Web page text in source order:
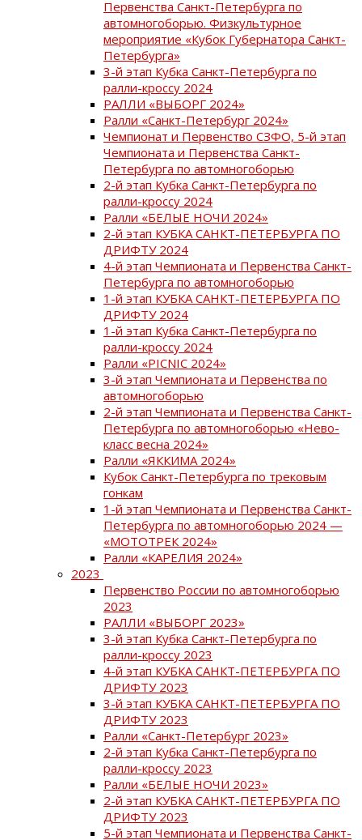
Первенства Санкт-Петербурга по
автомногоборью. Физкультурное
мероприятие «Кубок Губернатора Санкт-
Петербурга»
3-й этап Кубка Санкт-Петербурга по
ралли-кроссу 2024
РАЛЛИ «ВЫБОРГ 2024»
Ралли «Санкт-Петербург 2024»
Чемпионат и Первенство СЗФО, 5-й этап
Чемпионата и Первенства Санкт-
Петербурга по автомногоборью
2-й этап Кубка Санкт-Петербурга по
ралли-кроссу 2024
Ралли «БЕЛЫЕ НОЧИ 2024»
2-й этап КУБКА САНКТ-ПЕТЕРБУРГА ПО
ДРИФТУ 2024
4-й этап Чемпионата и Первенства Санкт-
Петербурга по автомногоборью
1-й этап КУБКА САНКТ-ПЕТЕРБУРГА ПО
ДРИФТУ 2024
1-й этап Кубка Санкт-Петербурга по
ралли-кроссу 2024
Ралли «PICNIC 2024»
3-й этап Чемпионата и Первенства по
автомногоборью
2-й этап Чемпионата и Первенства Санкт-
Петербурга по автомногоборью «Нево-
класс весна 2024»
Ралли «ЯККИМА 2024»
Кубок Санкт-Петербурга по трековым
гонкам
1-й этап Чемпионата и Первенства Санкт-
Петербурга по автомногоборью 2024 —
«МОТОТРЕК 2024»
Ралли «КАРЕЛИЯ 2024»
2023
Первенство России по автомногоборью
2023
РАЛЛИ «ВЫБОРГ 2023»
3-й этап Кубка Санкт-Петербурга по
ралли-кроссу 2023
4-й этап КУБКА САНКТ-ПЕТЕРБУРГА ПО
ДРИФТУ 2023
3-й этап КУБКА САНКТ-ПЕТЕРБУРГА ПО
ДРИФТУ 2023
Ралли «Санкт-Петербург 2023»
2-й этап Кубка Санкт-Петербурга по
ралли-кроссу 2023
Ралли «БЕЛЫЕ НОЧИ 2023»
2-й этап КУБКА САНКТ-ПЕТЕРБУРГА ПО
ДРИФТУ 2023
5-й этап Чемпионата и Первенства Санкт-